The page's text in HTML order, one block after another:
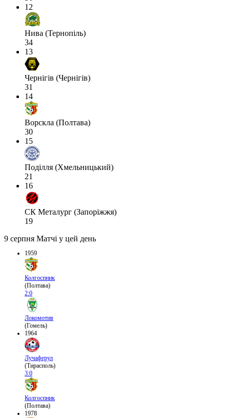
12
Нива (Тернопіль)
34
13
Чернігів (Чернігів)
31
14
Ворскла (Полтава)
30
15
Поділля (Хмельницький)
21
16
СК Металург (Запоріжжя)
19
9 серпня Матчі у цей день
1959
Колгоспник
(Полтава)
2:0
Локомотив
(Гомель)
1964
Лучаферул
(Тирасполь)
3:0
Колгоспник
(Полтава)
1978